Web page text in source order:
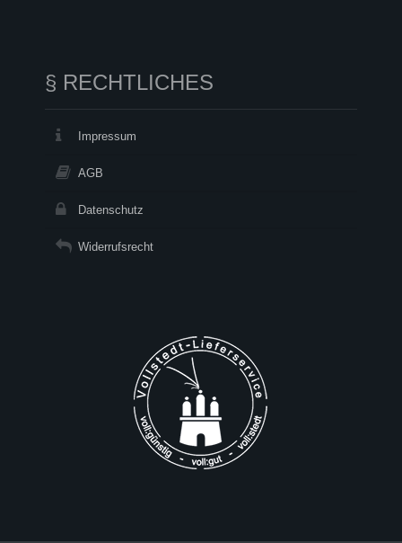
§ RECHTLICHES
Impressum
AGB
Datenschutz
Widerrufsrecht